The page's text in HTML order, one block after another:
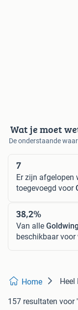
Wat je moet
De onderstaande
7
Er zijn afgelopen
toegevoegd voor
38,2%
Van alle
beschikbaar voor
Home
157 resultaten voor